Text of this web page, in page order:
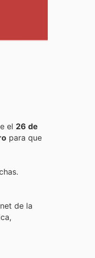
el 26 de
para que
de la